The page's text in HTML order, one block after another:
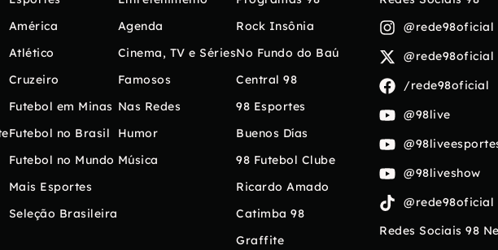
América
Atlético
Cruzeiro
Futebol em Minas
Futebol no Brasil
Futebol no Mundo
Mais Esportes
Seleção Brasileira
Agenda
Cinema, TV e Séries
Famosos
Nas Redes
Humor
Música
Rock Insônia
No Fundo do Baú
Central 98
98 Esportes
Buenos Días
98 Futebol Clube
Ricardo Amado
Catimba 98
Graffite
@rede98oficial
@rede98oficial
/rede98oficial
@98live
@98liveshow
@rede98oficial
Redes Sociais 98